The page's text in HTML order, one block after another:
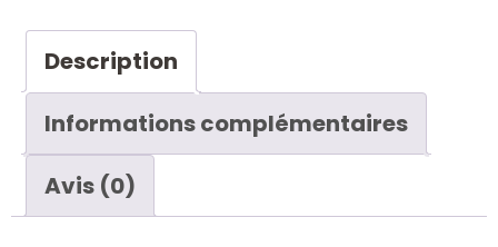
Description
Informations complémentaires
Avis (0)